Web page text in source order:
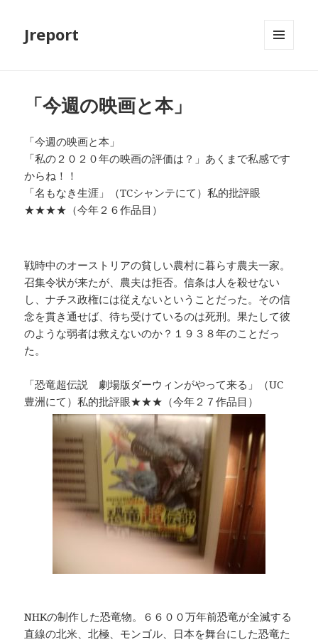
Jreport
「今週の映画と本」
「今週の映画と本」
「私の２０２０年の映画の評価は？」あくまで私感です
からね！！
「名もなき生涯」（TCシャンテにて）私的批評眼
★★★★（今年２６作品目）
戦時中のオーストリアの貧しい農村に暮らす農夫一家。
召集令状が来たが、農夫は拒否。信条は人を殺せない
し、ナチス政権には従えないということだった。その信
念を貫き通せば、待ち受けているのは死刑。果たして彼
のような弱者は救えないのか？１９３８年のことだっ
た。
「恐竜超伝説 劇場版ダーウィンがやって来る」（UC
豊洲にて）私的批評眼★★★（今年２７作品目）
NHKの制作した恐竜物。６６００万年前恐竜が全滅する
直線の北米、北極、モンゴル、日本を舞台にした恐竜た